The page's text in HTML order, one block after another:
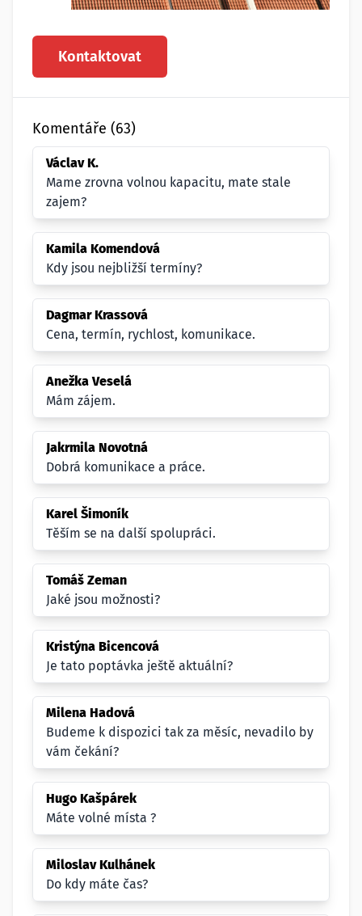
Kontaktovat
Komentáře (63)
Václav K.
Mame zrovna volnou kapacitu, mate stale
zajem?
Kamila Komendová
Kdy jsou nejbližší termíny?
Dagmar Krassová
Cena, termín, rychlost, komunikace.
Anežka Veselá
Mám zájem.
Jakrmila Novotná
Dobrá komunikace a práce.
Karel Šimoník
Těším se na další spolupráci.
Tomáš Zeman
Jaké jsou možnosti?
Kristýna Bicencová
Je tato poptávka ještě aktuální?
Milena Hadová
Budeme k dispozici tak za měsíc, nevadilo by
vám čekání?
Hugo Kašpárek
Máte volné místa ?
Miloslav Kulhánek
Do kdy máte čas?